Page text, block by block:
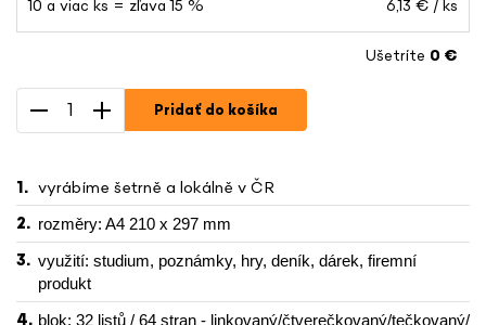
10 a viac ks = zľava 15 % 6,13 € / ks
Ušetríte 0 €
Pridať do košíka
vyrábíme šetrně a lokálně v ČR
rozměry: A4 210 x 297 mm
využití: studium, poznámky, hry, deník, dárek, firemní
produkt
blok: 32 listů / 64 stran - linkovaný/čtverečkovaný/tečkovaný/